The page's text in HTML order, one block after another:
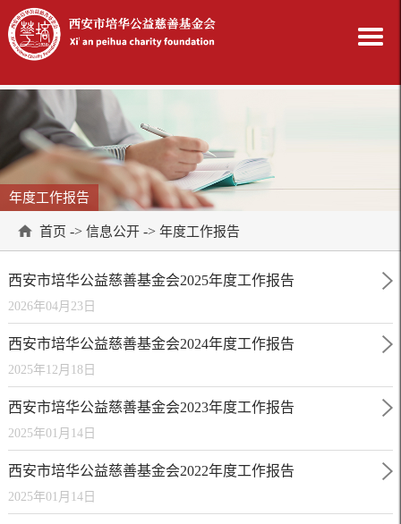
年度工作报告
首页 -> 信息公开 -> 年度工作报告
西安市培华公益慈善基金会2025年度工作报告
2026年04月23日
西安市培华公益慈善基金会2024年度工作报告
2025年12月18日
西安市培华公益慈善基金会2023年度工作报告
2025年01月14日
西安市培华公益慈善基金会2022年度工作报告
2025年01月14日